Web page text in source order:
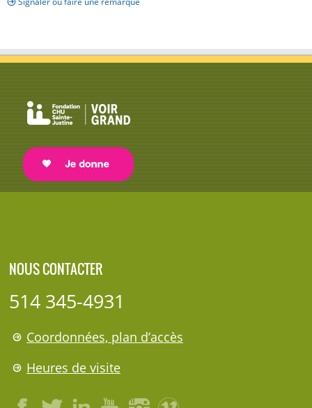
NOUS CONTACTER
514 345-4931
Coordonnées, plan d’accès
Heures de visite